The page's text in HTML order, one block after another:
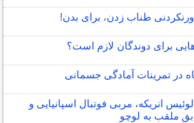
برای دوندگان لازم است؟
در تمرینات آمادگی جسمانی
انریکه، مربی فوتبال اسپانیایی و
ملقب به لوچو